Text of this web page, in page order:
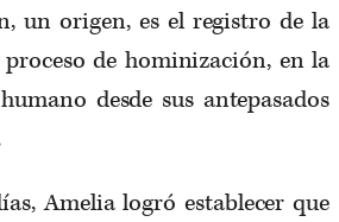
un origen, es el registro de la
de hominización, en la
desde sus antepasados
Amelia logró establecer que